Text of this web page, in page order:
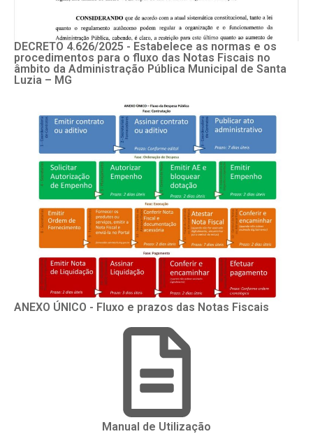
DECRETO 4.626/2025 - Estabelece as normas e os
procedimentos para o fluxo das Notas Fiscais no
âmbito da Administração Pública Municipal de Santa
Luzia – MG
ANEXO ÚNICO - Fluxo e prazos das Notas Fiscais
Manual de Utilização